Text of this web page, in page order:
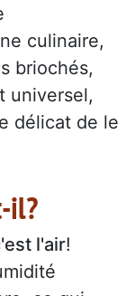
culinaire,
briochés,
universel,
délicat de le
il?
l'air!